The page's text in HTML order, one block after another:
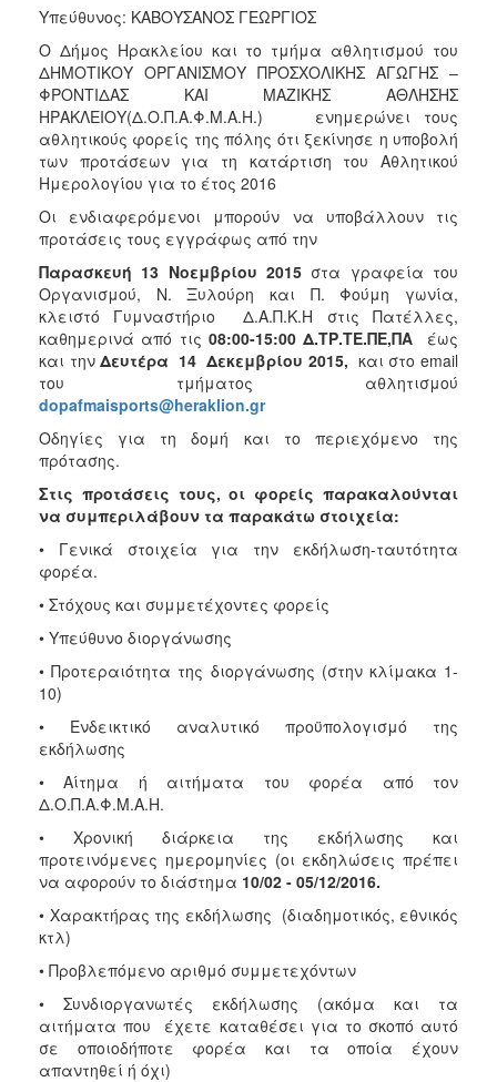
2011
2010
2006
ΠΟΛΙΤΙΣΜΟΣ
ΑΝΘΕΚΤΙΚΗ
ΠΟΛΗ
Υπεύθυνος: ΚΑΒΟΥΣΑΝΟΣ ΓΕΩΡΓΙΟΣ
Ο Δήμος Ηρακλείου και το τμήμα αθλητισμού του
ΔΗΜΟΤΙΚΟΥ ΟΡΓΑΝΙΣΜΟΥ ΠΡΟΣΧΟΛΙΚΗΣ ΑΓΩΓΗΣ –
ΦΡΟΝΤΙΔΑΣ ΚΑΙ ΜΑΖΙΚΗΣ ΑΘΛΗΣΗΣ
ΗΡΑΚΛΕΙΟΥ(Δ.Ο.Π.Α.Φ.Μ.Α.Η.) ενημερώνει τους
αθλητικούς φορείς της πόλης ότι ξεκίνησε η υποβολή
των προτάσεων για τη κατάρτιση του Αθλητικού
Ημερολογίου για το έτος 2016
Οι ενδιαφερόμενοι μπορούν να υποβάλλουν τις
προτάσεις τους εγγράφως από την
Παρασκευή 13 Νοεμβρίου 2015 στα γραφεία του
Οργανισμού, Ν. Ξυλούρη και Π. Φούμη γωνία,
κλειστό Γυμναστήριο Δ.Α.Π.Κ.Η στις Πατέλλες,
καθημερινά από τις 08:00-15:00 Δ.ΤΡ.ΤΕ.ΠΕ,ΠΑ έως
και τηνΔευτέρα 14 Δεκεμβρίου 2015, και στο email
του τμήματος αθλητισμού
dopafmaisports@heraklion.gr
Οδηγίες για τη δομή και το περιεχόμενο της
πρότασης.
Στις προτάσεις τους, οι φορείς παρακαλούνται
να συμπεριλάβουν τα παρακάτω στοιχεία:
• Γενικά στοιχεία για την εκδήλωση-ταυτότητα
φορέα.
• Στόχους και συμμετέχοντες φορείς
• Υπεύθυνο διοργάνωσης
• Προτεραιότητα της διοργάνωσης (στην κλίμακα 1-
10)
• Ενδεικτικό αναλυτικό προϋπολογισμό της
εκδήλωσης
• Αίτημα ή αιτήματα του φορέα από τον
Δ.Ο.Π.Α.Φ.Μ.Α.Η.
• Χρονική διάρκεια της εκδήλωσης και
προτεινόμενες ημερομηνίες (οι εκδηλώσεις πρέπει
να αφορούν το διάστημα 10/02 - 05/12/2016.
• Χαρακτήρας της εκδήλωσης (διαδημοτικός, εθνικός
κτλ)
• Προβλεπόμενο αριθμό συμμετεχόντων
• Συνδιοργανωτές εκδήλωσης (ακόμα και τα
αιτήματα που έχετε καταθέσει για το σκοπό αυτό
σε οποιοδήποτε φορέα και τα οποία έχουν
απαντηθεί ή όχι)